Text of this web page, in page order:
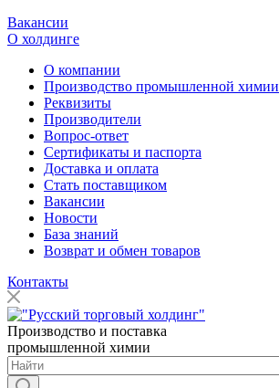
Вакансии
О холдинге
О компании
Производство промышленной химии
Реквизиты
Производители
Вопрос-ответ
Сертификаты и паспорта
Доставка и оплата
Стать поставщиком
Вакансии
Новости
База знаний
Возврат и обмен товаров
Контакты
Производство и поставка
промышленной химии